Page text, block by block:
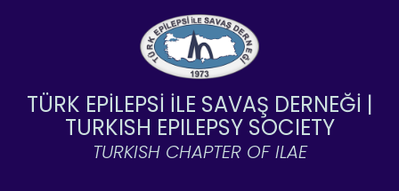
TÜRK EPİLEPSİ İLE SAVAŞ DERNEĞİ |
TURKISH EPILEPSY SOCIETY
TURKISH CHAPTER OF ILAE